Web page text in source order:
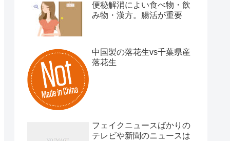
便秘解消によい食べ物・飲
み物・漢方。腸活が重要
中国製の落花生vs千葉県産
落花生
フェイクニュースばかりの
テレビや新聞のニュースは